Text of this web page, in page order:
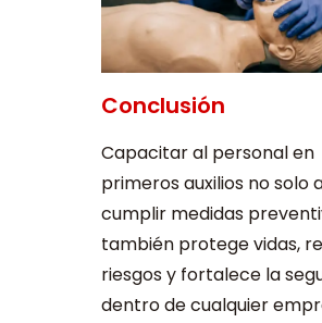
Conclusión
Capacitar al personal en
primeros auxilios no solo
cumplir medidas
también protege vidas,
riesgos y fortalece la
dentro de cualquier